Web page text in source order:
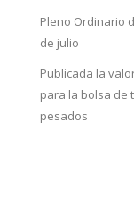
Pleno Ordinario
de julio
Publicada la
para la bolsa de
pesados